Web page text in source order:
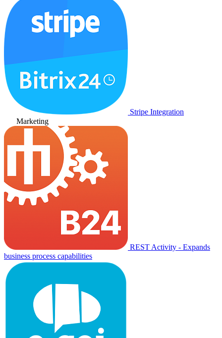
Stripe Integration
Marketing
REST Activity - Expands
business process capabilities